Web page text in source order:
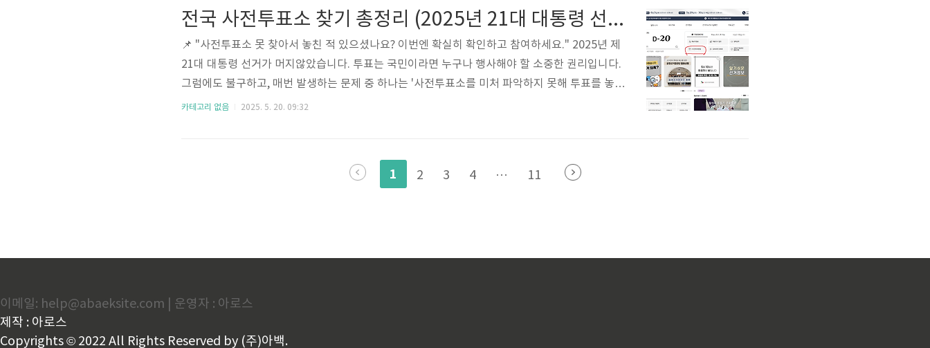
전국 사전투표소 찾기 총정리 (2025년 21대 대통령 선거 사전투표일 기간, 시간, 지역, 장소)
📌 "사전투표소 못 찾아서 놓친 적 있으셨나요? 이번엔 확실히 확인하고 참여하세요." 2025년 제
21대 대통령 선거가 머지않았습니다. 투표는 국민이라면 누구나 행사해야 할 소중한 권리입니다.
그럼에도 불구하고, 매번 발생하는 문제 중 하나는 '사전투표소를 미처 파악하지 못해 투표를 놓치
는 상황'입니다. 전국 사전투표 장소 찾기 이번 글에서는 2025년 선거를 대비해 사전투표 일정, 확
투표: 2025년 5월 29일(목) ~ 5월 30일(금)- 본투표일: 2025년 6월 3일(화)- 시간..
카테고리 없음 2025. 5. 20. 09:32
1 2 3 4 ··· 11
이메일: help@abaeksite.com | 운영자 : 아로스
제작 : 아로스
Copyrights © 2022 All Rights Reserved by (주)아백.